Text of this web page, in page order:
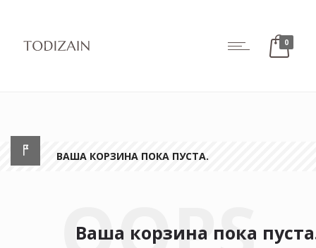
0
ВАША КОРЗИНА ПОКА ПУСТА.
Ваша корзина пока